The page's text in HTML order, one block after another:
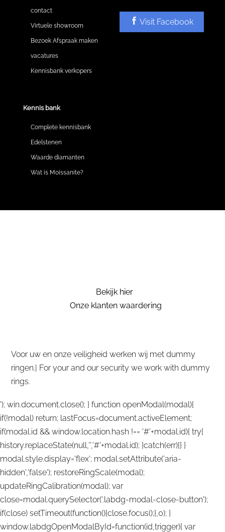
contact
Virtuele showroom
Bezoek Afspraak maken
vacatures
Kennisbank verkopers
Kennis bank
Complete kennisbank
Edelstenen
Waarde diamanten
Wat is Moissanite?
Visit Facebook
Bekijk hier
Onze klanten waardering
Voor uw en onze veiligheid werken wij met dummy
ringen.| For your and our security we work with dummy
rings.
'); win.document.close(); } function openModal(modal){
if(!modal) return; lastFocus=document.activeElement;
if(modal.id && window.location.hash !== '#'+modal.id){ try{
history.replaceState(null,'','#'+modal.id); }catch(err){} }
modal.style.display='flex'; modal.setAttribute('aria-
hidden','false'); restoreRingScale(modal);
updateRingCalibration(modal); var
close=modal.querySelector('.labdg-modal-close-button');
if(close) setTimeout(function(){close.focus();},0); }
window.labdgOpenModalById=function(id,trigger){ var